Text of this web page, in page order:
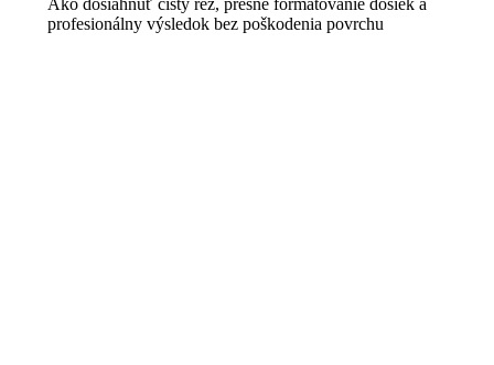
Ako dosiahnuť čistý rez, presné formátovanie dosiek a
profesionálny výsledok bez poškodenia povrchu